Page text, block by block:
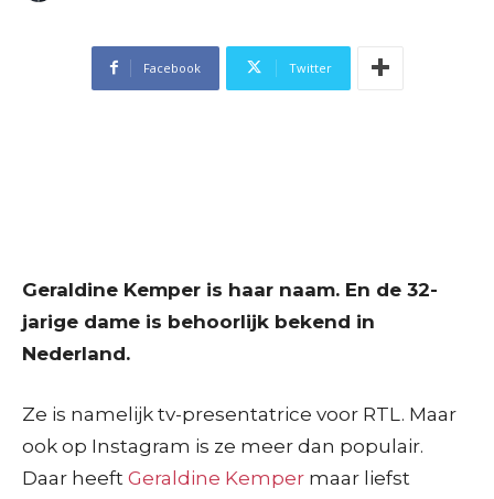
Facebook Twitter
Geraldine Kemper is haar naam. En de 32-
jarige dame is behoorlijk bekend in
Nederland.
Ze is namelijk tv-presentatrice voor RTL. Maar
ook op Instagram is ze meer dan populair.
Daar heeft Geraldine Kemper maar liefst